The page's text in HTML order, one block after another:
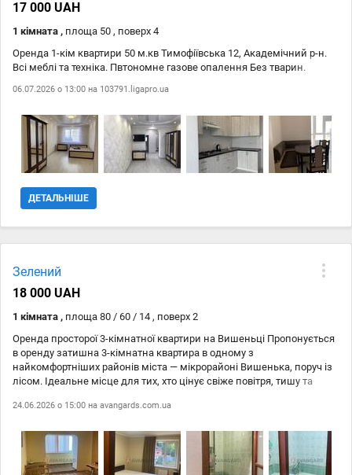
17 000 UAH
1 кімната , площа 50 , поверх 4
Оренда 1-кім квартири 50 м.кв Тимофіївська 12, Академічний р-н.
Всі меблі та техніка. Пвтономне газове опалення Без тварин.
06.07.2026 о 13:00 на 103791.ligapro.ua
ДЕТАЛЬНІШЕ
Зелений
18 000 UAH
1 кімната , площа 80 / 60 / 14 , поверх 2
Оренда просторої 3-кімнатної квартири на Вишеньці Пропонується
в оренду затишна 3-кімнатна квартира в одному з
найкомфортніших районів міста — мікрорайоні Вишенька, поруч із
лісом. Ідеальне місце для тих, хто цінує свіже повітря, тишу та
Гарний житловий стан #9989; Просторі та світлі кімнати #9989;
#9989; Поруч ліс для прогулянок та відпочинку Квартира готова до
заселення та стане чудовим вибором для сім'ї, яка шукає
комфортне житло в затишному районі.
24.06.2026 о 15:00 на avangards.com.ua